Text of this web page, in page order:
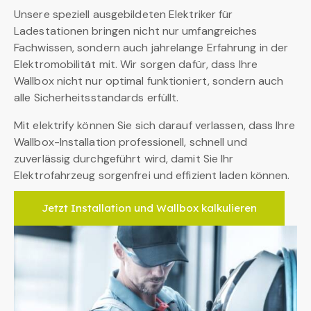
Unsere speziell ausgebildeten Elektriker für
Ladestationen bringen nicht nur umfangreiches
Fachwissen, sondern auch jahrelange Erfahrung in der
Elektromobilität mit. Wir sorgen dafür, dass Ihre
Wallbox nicht nur optimal funktioniert, sondern auch
alle Sicherheitsstandards erfüllt.
Mit elektrify können Sie sich darauf verlassen, dass Ihre
Wallbox-Installation professionell, schnell und
zuverlässig durchgeführt wird, damit Sie Ihr
Elektrofahrzeug sorgenfrei und effizient laden können.
Jetzt Installation und Wallbox kalkulieren